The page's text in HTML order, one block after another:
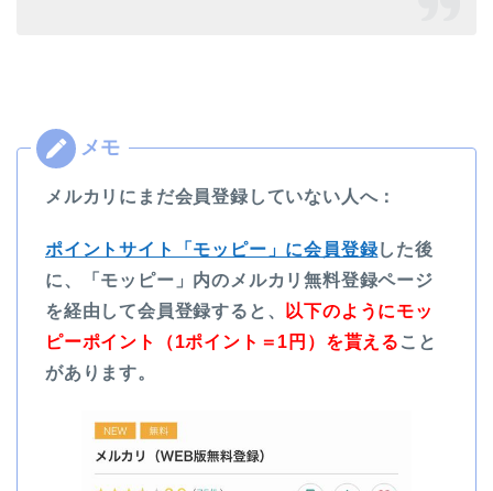
メルカリにまだ会員登録していない人へ：
ポイントサイト「モッピー」に会員登録した後
に、「モッピー」内のメルカリ無料登録ページ
を経由して会員登録すると、
以下のようにモッ
ピーポイント（1ポイント＝1円）を貰える こと
があります。